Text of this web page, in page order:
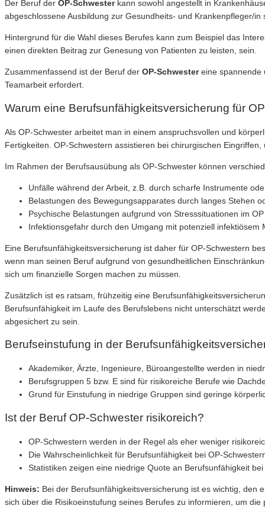
Der Beruf der OP-Schwesterkann sowohl angestellt in
abgeschlossene Ausbildung zur Gesundheits- und Krankenpfleger/
Hintergrund für die Wahl dieses Berufes kann zum Beispiel das
einen direkten Beitrag zur Genesung von Patienten zu leisten, sein.
Zusammenfassend ist der Beruf der OP-Schwestereine spannende
Teamarbeit erfordert.
Warum eine Berufsunfähigkeitsversicherung für
Als OP-Schwester arbeitet man in einem anspruchsvollen und
Fertigkeiten. OP-Schwestern assistieren bei chirurgischen
Im Rahmen der Berufsausübung als OP-Schwester können
Unfälle während der Arbeit, z.B. durch scharfe Instrumente
Belastungen des Bewegungsapparates durch langes Stehen
Psychische Belastungen aufgrund von Stresssituationen im
Infektionsgefahr durch den Umgang mit potenziell infektiösem
Eine Berufsunfähigkeitsversicherung ist daher für OP-Schwestern
wenn man seinen Beruf aufgrund von gesundheitlichen
sich um finanzielle Sorgen machen zu müssen.
Zusätzlich ist es ratsam, frühzeitig eine
Berufsunfähigkeit im Laufe des Berufslebens nicht unterschätzt
abgesichert zu sein.
Berufseinstufung in der
Akademiker, Ärzte, Ingenieure, Büroangestellte werden in
Berufsgruppen 5 bzw. E sind für risikoreiche Berufe wie
Grund für Einstufung in niedrige Gruppen sind geringe
Ist der Beruf OP-Schwester risikoreich?
OP-Schwestern werden in der Regel als eher weniger
Die Wahrscheinlichkeit für Berufsunfähigkeit bei OP-
Statistiken zeigen eine niedrige Quote an Berufsunfähigkeit
Hinweis: Bei der Berufsunfähigkeitsversicherung ist es wichtig,
sich über die Risikoeinstufung seines Berufes zu informieren, um